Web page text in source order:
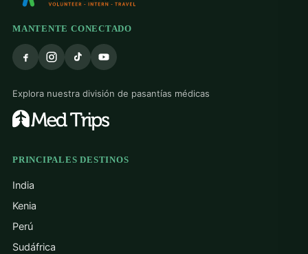
MANTENTE CONECTADO
Explora nuestra división de pasantías médicas
PRINCIPALES DESTINOS
India
Kenia
Perú
Sudáfrica